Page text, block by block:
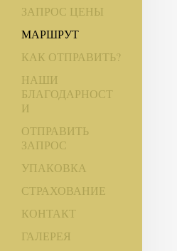
ЗАПРОС ЦЕНЫ
МАРШРУТ
КАК ОТПРАВИТЬ?
НАШИ
БЛАГОДАРНОСТ
И
ОТПРАВИТЬ
ЗАПРОС
УПАКОВКА
СТРАХОВАНИЕ
КОНТАКТ
ГАЛЕРЕЯ